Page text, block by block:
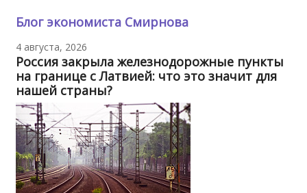
Блог экономиста Смирнова
4 августа, 2026
Россия закрыла железнодорожные пункты
на границе с Латвией: что это значит для
нашей страны?